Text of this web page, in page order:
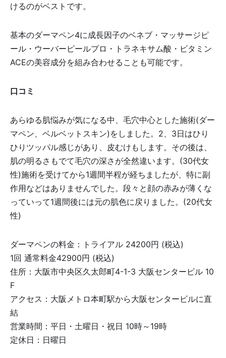
けるのがベストです。
基本のダーマペン4に成長因子のベネブ・マッサージピ
ール・ウーバーピールプロ・トラネキサム酸・ビタミン
ACEの美容成分を組み合わせることも可能です。
口コミ
あらゆる肌悩みが気になる中、毛穴中心とした施術(ダー
マペン、ベルベットスキン)をしました。2、3日はひり
ひりツッパル感じがあり、皮むけもします。その後は、
肌の明るさもでて毛穴の深さが全然違います。(30代女
性)施術を受けてから1週間半程が経ちましたが、特に副
作用などはありませんでした。段々と顔の赤みが薄くな
っていって1週間後には元の肌色に戻りました。(20代女
性)
ダーマペンの料金：トライアル 24200円 (税込)
1回 通常料金42900円 (税込)
住所：大阪市中央区久太郎町4-1-3 大阪センタービル 10
F
アクセス：大阪メトロ本町駅から大阪センタービルに直
結
営業時間：平日・土曜日・祝日 10時～19時
定休日：日曜日